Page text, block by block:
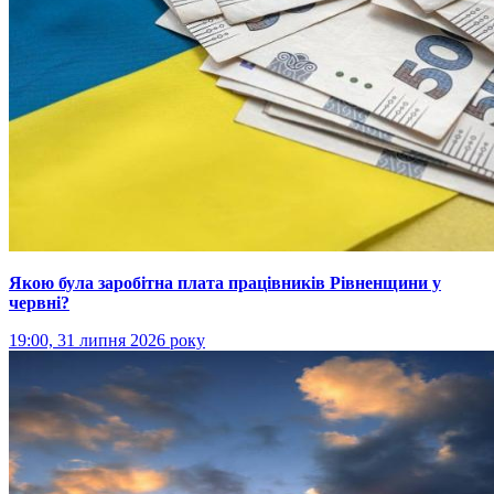
Якою була заробітна плата працівників Рівненщини у
червні?
19:00, 31 липня 2026 року